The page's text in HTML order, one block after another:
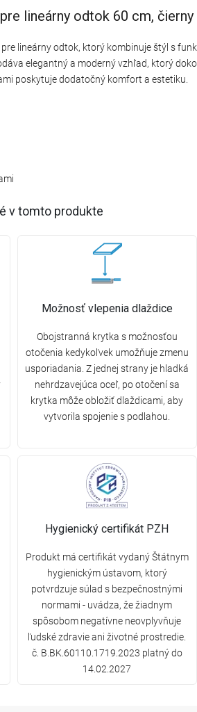
lineárny odtok 60 cm,
lineárny odtok, ktorý kombinuje štýl s
elegantný a moderný vzhľad, ktorý
poskytuje dodatočný komfort a estetiku.
v tomto produkte
Možnosť vlepenia dlaždice
Obojstranná krytka s možnosťou
otočenia kedykoľvek umožňuje zmenu
usporiadania. Z jednej strany je hladká
nehrdzavejúca oceľ, po otočení sa
krytka môže obložiť dlaždicami, aby
vytvorila spojenie s podlahou.
Hygienický certifikát PZH
Produkt má certifikát vydaný Štátnym
hygienickým ústavom, ktorý
potvrdzuje súlad s bezpečnostnými
normami - uvádza, že žiadnym
spôsobom negatívne neovplyvňuje
ľudské zdravie ani životné prostredie.
č. B.BK.60110.1719.2023 platný do
14.02.2027